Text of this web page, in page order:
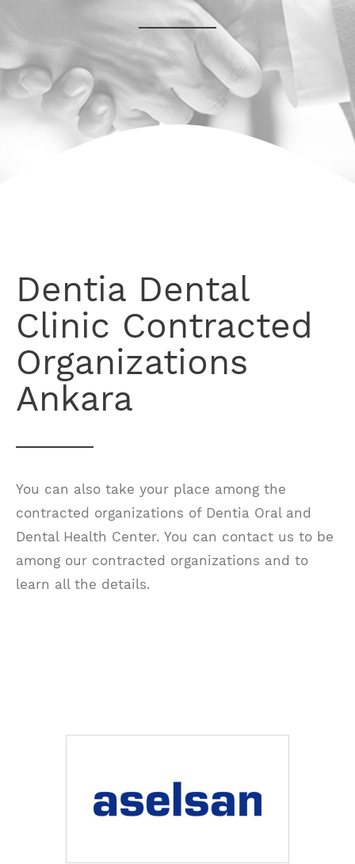
Dentia Dental
Clinic Contracted
Organizations
Ankara
You can also take your place among the
contracted organizations of Dentia Oral and
Dental Health Center. You can contact us to be
among our contracted organizations and to
learn all the details.